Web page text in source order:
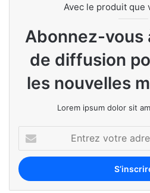
Avec le produit que
Abonnez-vous
de diffusion
les nouvelles
Lorem ipsum dolor sit